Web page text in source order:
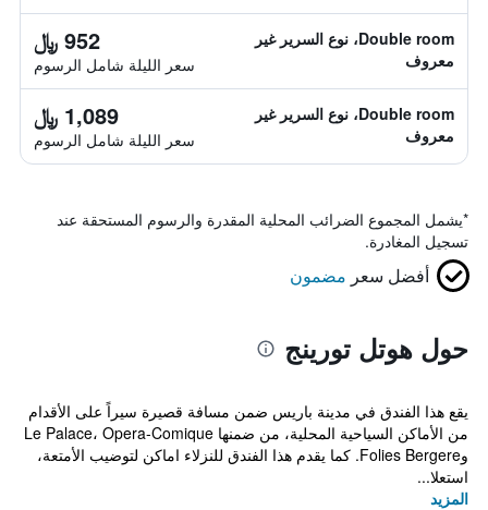
Double room، نوع السرير غير
معروف
952 ﷼
سعر الليلة شامل الرسوم
Double room، نوع السرير غير
معروف
1,089 ﷼
سعر الليلة شامل الرسوم
*يشمل المجموع الضرائب المحلية المقدرة والرسوم المستحقة عند
تسجيل المغادرة.
أفضل سعر مضمون
حول هوتل تورينج
يقع هذا الفندق في مدينة باريس ضمن مسافة قصيرة سيراً على الأقدام
من الأماكن السياحية المحلية، من ضمنها Le Palace، Opera-Comique
وFolies Bergere. كما يقدم هذا الفندق للنزلاء اماكن لتوضيب الأمتعة،
استعلا...
المزيد